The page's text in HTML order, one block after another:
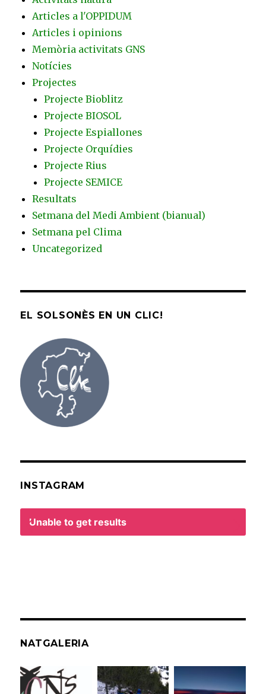
Articles a l'OPPIDUM
Articles i opinions
Memòria activitats GNS
Notícies
Projectes
Projecte Bioblitz
Projecte BIOSOL
Projecte Espiallones
Projecte Orquídies
Projecte Rius
Projecte SEMICE
Resultats
Setmana del Medi Ambient (bianual)
Setmana pel Clima
Uncategorized
EL SOLSONÈS EN UN CLIC!
INSTAGRAM
Unable to get results
NATGALERIA